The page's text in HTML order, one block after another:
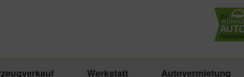
Werkstatt Autovermietung